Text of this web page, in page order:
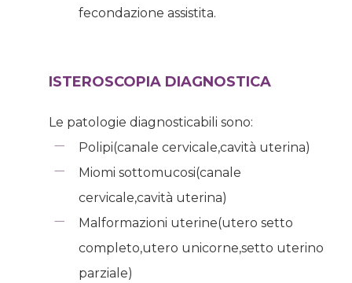
fecondazione assistita.
ISTEROSCOPIA DIAGNOSTICA
Le patologie diagnosticabili sono:
Polipi(canale cervicale,cavità uterina)
Miomi sottomucosi(canale
cervicale,cavità uterina)
Malformazioni uterine(utero setto
completo,utero unicorne,setto uterino
parziale)